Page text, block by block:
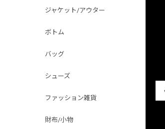
ジャケット/アウター
ボトム
バッグ
シューズ
ファッション雑貨
財布/小物